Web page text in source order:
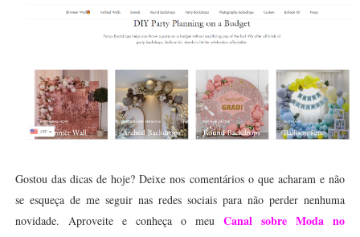
Gostou das dicas de hoje? Deixe nos comentários o que acharam e não
se esqueça de me seguir nas redes sociais para não perder nenhuma
novidade. Aproveite e conheça o meu Canal sobre Moda no